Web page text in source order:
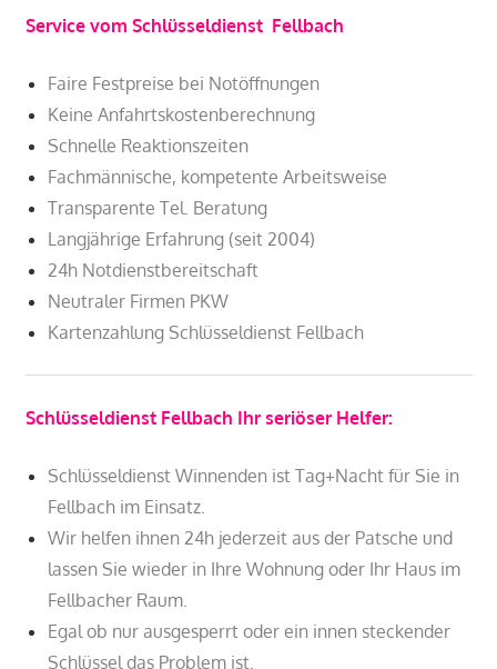
Service vom Schlüsseldienst Fellbach
Faire Festpreise bei Notöffnungen
Keine Anfahrtskostenberechnung
Schnelle Reaktionszeiten
Fachmännische, kompetente Arbeitsweise
Transparente Tel. Beratung
Langjährige Erfahrung (seit 2004)
24h Notdienstbereitschaft
Neutraler Firmen PKW
Kartenzahlung Schlüsseldienst Fellbach
Schlüsseldienst Fellbach Ihr seriöser Helfer:
Schlüsseldienst Winnenden ist Tag+Nacht für Sie in
Fellbach im Einsatz.
Wir helfen ihnen 24h jederzeit aus der Patsche und
lassen Sie wieder in Ihre Wohnung oder Ihr Haus im
Fellbacher Raum.
Egal ob nur ausgesperrt oder ein innen steckender
Schlüssel das Problem ist.